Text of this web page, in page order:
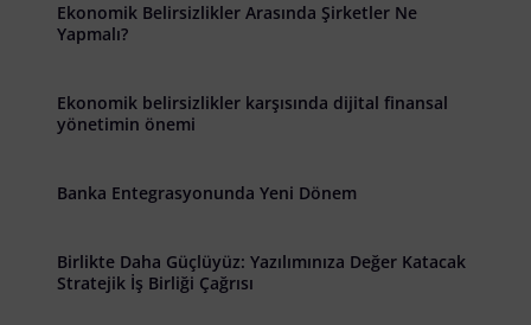
Ekonomik Belirsizlikler Arasında Şirketler Ne
Yapmalı?
Ekonomik belirsizlikler karşısında dijital finansal
yönetimin önemi
Banka Entegrasyonunda Yeni Dönem
Birlikte Daha Güçlüyüz: Yazılımınıza Değer Katacak
Stratejik İş Birliği Çağrısı